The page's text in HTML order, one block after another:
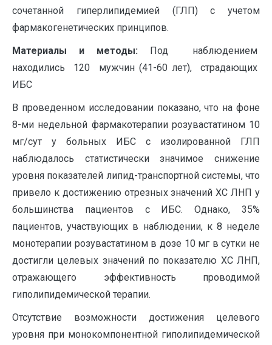
сочетанной гиперлипидемией (ГЛП) с учетом
фармакогенетических принципов.
Материалы и методы: Под наблюдением
находились 120 мужчин (41-60 лет), страдающих
ИБС
В проведенном исследовании показано, что на фоне
8-ми недельной фармакотерапии розувастатином 10
мг/сут у больных ИБС с изолированной ГЛП
наблюдалось статистически значимое снижение
уровня показателей липид-транспортной системы, что
привело к достижению отрезных значений ХС ЛНП у
большинства пациентов с ИБС. Однако, 35%
пациентов, участвующих в наблюдении, к 8 неделе
монотерапии розувастатином в дозе 10 мг в сутки не
достигли целевых значений по показателю ХС ЛНП,
отражающего эффективность проводимой
гиполипидемической терапии.
Отсутствие возможности достижения целевого
уровня при монокомпонентной гиполипидемической